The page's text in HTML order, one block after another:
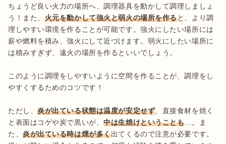
ちょうど良い火力の場所へ、調理器具を動かして調理しましょ
う！また、 火元を動かして強火と弱火の場所を作ると、より調
理しやすい環境を作ることが可能です。強火にしたい場所には
薪や燃料を積み、強火にして近づけます。弱火にしたい場所に
は積みすぎず、遠火の場所を作るといいでしょう。
このように調理をしやすいように空間を作ることが、調理をし
やすくするためのコツです！
ただし、炎が出ている状態は温度が安定せず 、直接食材を焼く
と表面はコゲや炭で黒いが、中は生焼けということも …。ま
た、炎が出ている時は煙が多く出てくるので注意が必要です。